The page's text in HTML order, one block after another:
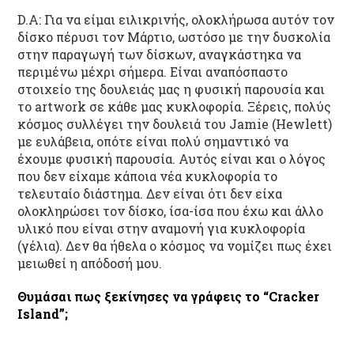
D.Α: Για να είμαι ειλικρινής, ολοκλήρωσα αυτόν τον
δίσκο πέρυσι τον Μάρτιο, ωστόσο με την δυσκολία
στην παραγωγή των δίσκων, αναγκάστηκα να
περιμένω μέχρι σήμερα. Είναι αναπόσπαστο
στοιχείο της δουλειάς μας η φυσική παρουσία και
το artwork σε κάθε μας κυκλοφορία. Ξέρεις, πολύς
κόσμος συλλέγει την δουλειά του Jamie (Hewlett)
με ευλάβεια, οπότε είναι πολύ σημαντικό να
έχουμε φυσική παρουσία. Αυτός είναι και ο λόγος
που δεν είχαμε κάποια νέα κυκλοφορία το
τελευταίο διάστημα. Δεν είναι ότι δεν είχα
ολοκληρώσει τον δίσκο, ίσα-ίσα που έχω και άλλο
υλικό που είναι στην αναμονή για κυκλοφορία
(γέλια). Δεν θα ήθελα ο κόσμος να νομίζει πως έχει
μειωθεί η απόδοσή μου.
Θυμάσαι πως ξεκίνησες να γράφεις το “Cracker
Island”;